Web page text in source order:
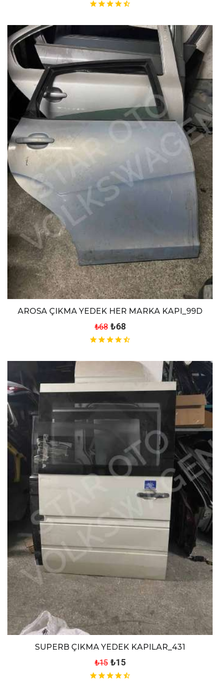
AROSA ÇIKMA YEDEK HER MARKA KAPI_99D
₺68 ₺68
SUPERB ÇIKMA YEDEK KAPILAR_431
₺15 ₺15